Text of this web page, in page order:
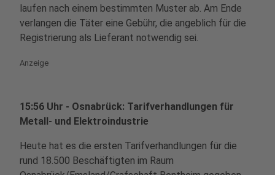
laufen nach einem bestimmten Muster ab. Am Ende
verlangen die Täter eine Gebühr, die angeblich für die
Registrierung als Lieferant notwendig sei.
Anzeige
15:56 Uhr - Osnabrück: Tarifverhandlungen für
Metall- und Elektroindustrie
Heute hat es die ersten Tarifverhandlungen für die
rund 18.500 Beschäftigten im Raum